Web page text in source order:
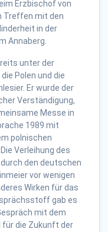
Erzbischof von
Treffen mit den
in der
Annaberg.
unter der
Polen und die
Er wurde der
Verständigung,
Messe in
1989 mit
polnischen
Verleihung des
den deutschen
vor wenigen
Wirken für das
gab es
mit dem
für die Zukunft der